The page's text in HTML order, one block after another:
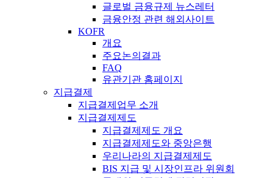
글로벌 금융규제 뉴스레터
금융안정 관련 해외사이트
KOFR
개요
주요논의결과
FAQ
유관기관 홈페이지
지급결제
지급결제업무 소개
지급결제제도
지급결제제도 개요
지급결제제도와 중앙은행
우리나라의 지급결제제도
BIS 지급 및 시장인프라 위원회